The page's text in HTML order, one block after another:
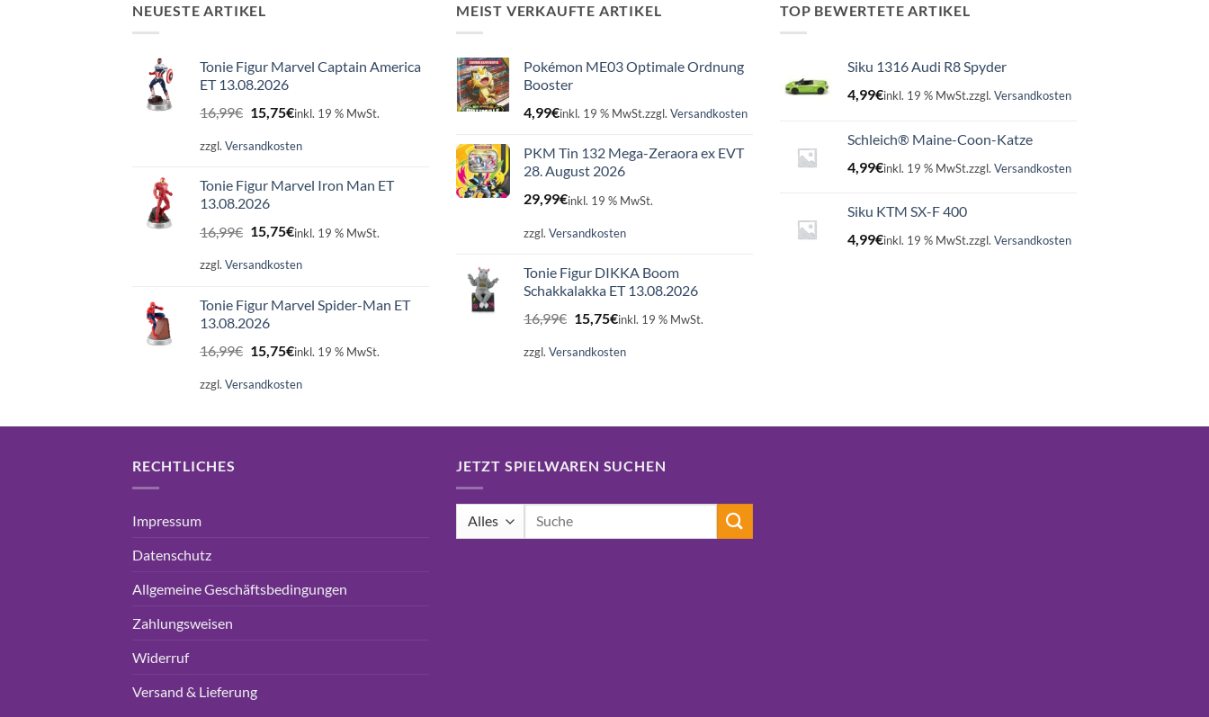
NEUESTE ARTIKEL
Tonie Figur Marvel Captain America
ET 13.08.2026
16,99€ Ursprünglicher
Preis
war:
15,75€Aktueller
ist:
inkl. 19 % MwSt.
zzgl. Versandkosten
Tonie Figur Marvel Iron Man ET
13.08.2026
16,99€ Ursprünglicher
war:
15,75€Aktueller
ist:
inkl. 19 % MwSt.
zzgl. Versandkosten
Tonie Figur Marvel Spider-Man ET
13.08.2026
16,99€ Ursprünglicher
Preis
war:
15,75€Aktueller
ist:
inkl. 19 % MwSt.
zzgl. Versandkosten
MEIST VERKAUFTE ARTIKEL
Pokémon ME03 Optimale Ordnung
Booster
4,99€inkl. 19 % MwSt.zzgl. Versandkosten
PKM Tin 132 Mega-Zeraora ex EVT
28. August 2026
29,99€inkl. 19 % MwSt.
zzgl. Versandkosten
Tonie Figur DIKKA Boom
Schakkalakka ET 13.08.2026
16,99€ Ursprünglicher
Preis
war:
15,75€Aktueller
ist:
inkl. 19 % MwSt.
zzgl. Versandkosten
TOP BEWERTETE ARTIKEL
Siku 1316 Audi R8 Spyder
4,99€inkl. 19 % MwSt.zzgl. Versandkosten
Schleich® Maine-Coon-Katze
4,99€inkl. 19 % MwSt.zzgl. Versandkosten
Siku KTM SX-F 400
4,99€inkl. 19 % MwSt.zzgl. Versandkosten
RECHTLICHES
Impressum
Datenschutz
Allgemeine Geschäftsbedingungen
Zahlungsweisen
Widerruf
Versand & Lieferung
JETZT SPIELWAREN SUCHEN
Suchen